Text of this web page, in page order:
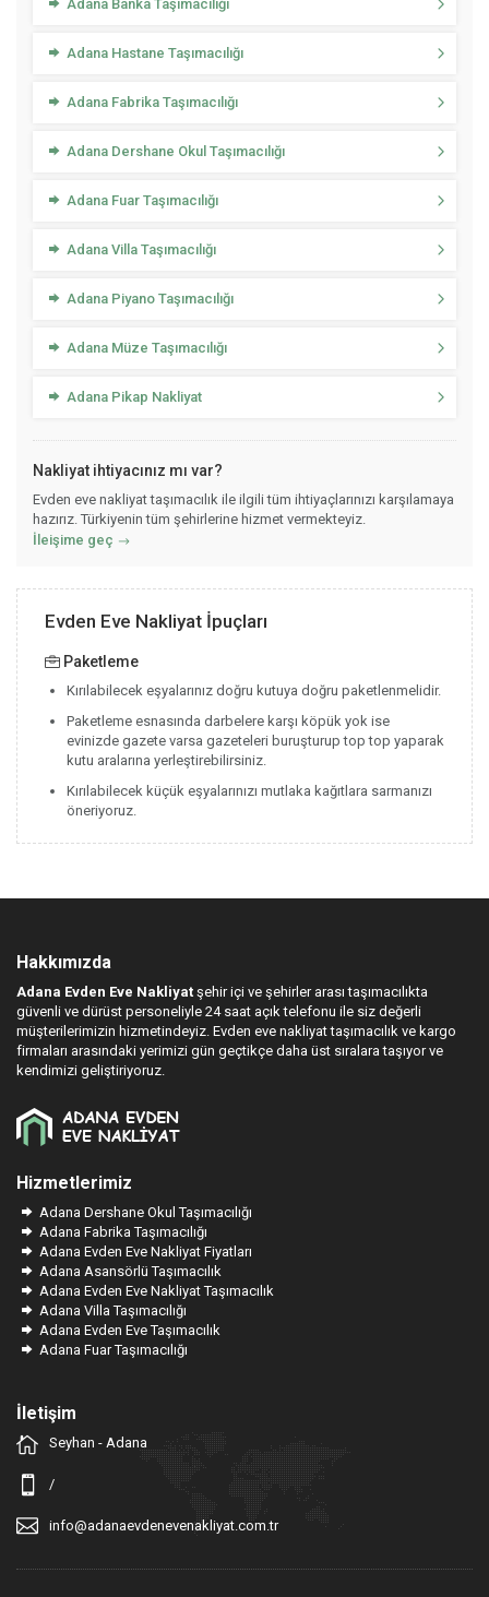
Adana Banka Taşımacılığı
Adana Hastane Taşımacılığı
Adana Fabrika Taşımacılığı
Adana Dershane Okul Taşımacılığı
Adana Fuar Taşımacılığı
Adana Villa Taşımacılığı
Adana Piyano Taşımacılığı
Adana Müze Taşımacılığı
Adana Pikap Nakliyat
Nakliyat ihtiyacınız mı var?
Evden eve nakliyat taşımacılık ile ilgili tüm ihtiyaçlarınızı karşılamaya
hazırız. Türkiyenin tüm şehirlerine hizmet vermekteyiz.
İleişime geç
Evden Eve Nakliyat İpuçları
Paketleme
Kırılabilecek eşyalarınız doğru kutuya doğru paketlenmelidir.
Paketleme esnasında darbelere karşı köpük yok ise
evinizde gazete varsa gazeteleri buruşturup top top yaparak
kutu aralarına yerleştirebilirsiniz.
Kırılabilecek küçük eşyalarınızı mutlaka kağıtlara sarmanızı
öneriyoruz.
Hakkımızda
Adana Evden Eve Nakliyat şehir içi ve şehirler arası taşımacılıkta
güvenli ve dürüst personeliyle 24 saat açık telefonu ile siz değerli
müşterilerimizin hizmetindeyiz. Evden eve nakliyat taşımacılık ve kargo
firmaları arasındaki yerimizi gün geçtikçe daha üst sıralara taşıyor ve
kendimizi geliştiriyoruz.
Hizmetlerimiz
Adana Dershane Okul Taşımacılığı
Adana Fabrika Taşımacılığı
Adana Evden Eve Nakliyat Fiyatları
Adana Asansörlü Taşımacılık
Adana Evden Eve Nakliyat Taşımacılık
Adana Villa Taşımacılığı
Adana Evden Eve Taşımacılık
Adana Fuar Taşımacılığı
İletişim
Seyhan - Adana
/
info@adanaevdenevenakliyat.com.tr